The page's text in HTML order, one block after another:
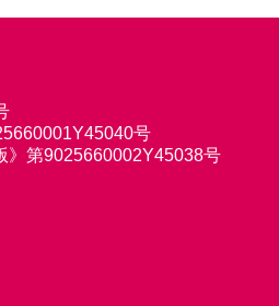
号
第9025660002Y45038号